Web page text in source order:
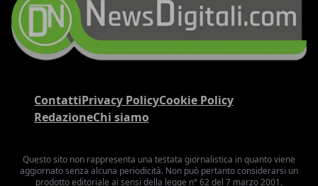
ContattiPrivacy PolicyCookie Policy
RedazioneChi siamo
Questo sito non rappresenta una testata giornalistica in quanto viene
aggiornato senza alcuna periodicità. Non può pertanto considerarsi un
prodotto editoriale ai sensi della legge n° 62 del 7 marzo 2001.